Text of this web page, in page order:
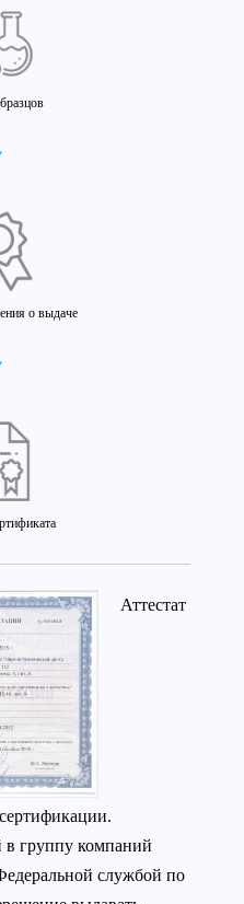
о выдаче
Аттестат
группу компаний
службой по